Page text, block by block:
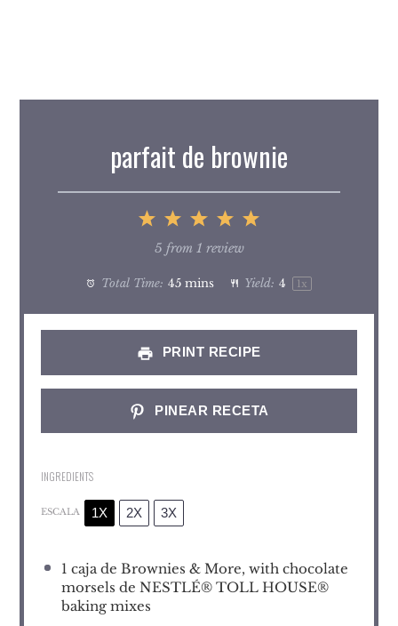
parfait de brownie
5
4
Stars
3
Stars
2
Stars
1
Star
5 from 1 review
Total Time: 45 mins Yield: 4 1x
PRINT RECIPE
PINEAR RECETA
INGREDIENTS
ESCALA 1X 2X 3X
1 caja de Brownies & More, with chocolate
morsels de NESTLÉ® TOLL HOUSE®
baking mixes